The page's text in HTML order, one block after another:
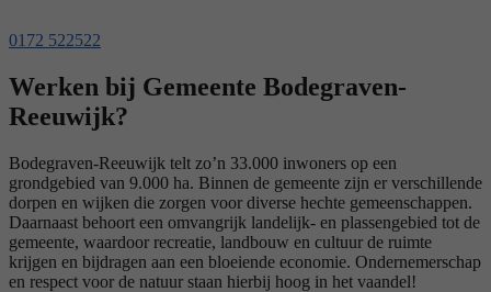
0172 522522
Werken bij Gemeente Bodegraven-
Reeuwijk?
Bodegraven-Reeuwijk telt zo’n 33.000 inwoners op een
grondgebied van 9.000 ha. Binnen de gemeente zijn er verschillende
dorpen en wijken die zorgen voor diverse hechte gemeenschappen.
Daarnaast behoort een omvangrijk landelijk- en plassengebied tot de
gemeente, waardoor recreatie, landbouw en cultuur de ruimte
krijgen en bijdragen aan een bloeiende economie. Ondernemerschap
en respect voor de natuur staan hierbij hoog in het vaandel!